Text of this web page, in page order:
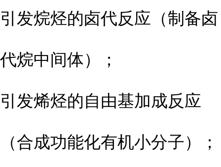
引发烷烃的卤代反应（制备卤
代烷中间体）；
引发烯烃的自由基加成反应
（合成功能化有机小分子）；